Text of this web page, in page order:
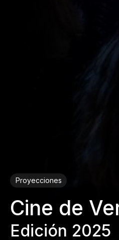
Proyecciones
Cine de
Edición 2025